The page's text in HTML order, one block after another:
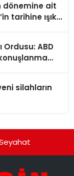
dönemine ait
tarihine ışık
Ordusu: ABD
silahların